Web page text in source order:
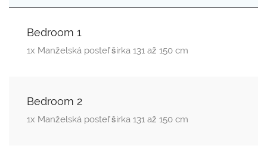
Bedroom 1
1x Manželská posteľ šírka 131 až 150 cm
Bedroom 2
1x Manželská posteľ šírka 131 až 150 cm